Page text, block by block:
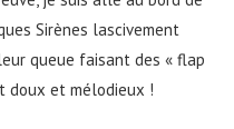
Sirènes lascivement
queue faisant des « flap
doux et mélodieux !